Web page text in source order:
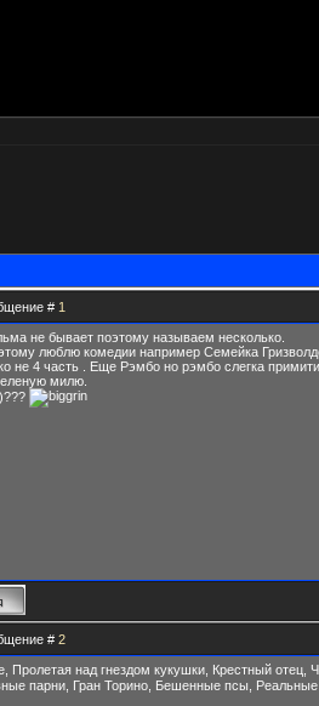
# 1
не бывает поэтому называем несколько.
люблю комедии например Семейка
не 4 часть . Еще Рэмбо но рэмбо слегка
милю.
# 2
Пролетая над гнездом кукушки, Крестный
парни, Гран Торино, Бешенные псы, Реальные